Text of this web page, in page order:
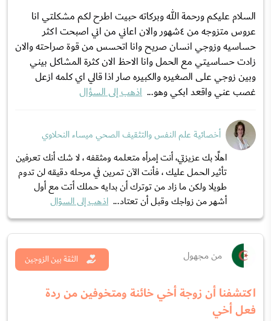
السلام عليكم ورحمة الله وبركاته حبيت اطرح لكم مشكلتي انا
عروس متزوجه من ٤شهور والان اعاني من اني اصبحت اكثر
حساسيه وزوجي انسان صريح وانا اتحسس من قوة صراحته والان
زادت حساسيتي مع الحمل وانا الاحظ الان كثرة المشاكل بيني
وبين زوجي على الصغيره والكبيره صار اذا قالي اي كلمه ازعل
غصب عني واقعد ابكي وهو... اذهب إلى السؤال
أخصائية علم النفس والتثقيف الصحي ميساء النحلاوي
اهلًا بك عزيزتي، أنت إمرأه متعلمه ومثقفه ، لا شك أنك تعرفين
تأثير الحمل عليك ، فأنت الآن تمرين في مرحله دقيقه لن تدوم
طويلا ولكن ما زاد من توترك أن بدايه حملك أتت مع أول
أشهر من زواجك وقبل أن تعتاد... اذهب إلى السؤال
من مجهول
اكتشفنا أن زوجة أخي خائنة ومتخوفين من ردة
فعل أخي
الثقة بين الزوجين